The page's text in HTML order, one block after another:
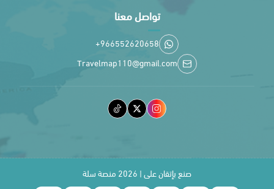
تواصل معنا
+966552620658
Travelmap110@gmail.com
صنع بإتقان على | 2026 منصة سلة